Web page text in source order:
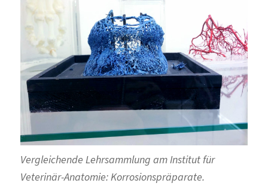
Vergleichende Lehrsammlung am Institut für
Veterinär-Anatomie: Korrosionspräparate.